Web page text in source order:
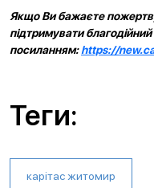
Якщо Ви бажаєте
підтримувати
посиланням:https://
Теги:
карітас житомир